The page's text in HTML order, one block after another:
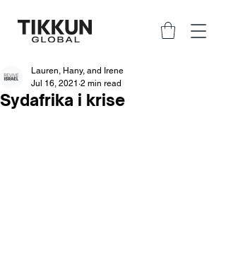
Sydafrika i krise
Lauren, Hany, and Irene
Jul 16, 2021 2 min read